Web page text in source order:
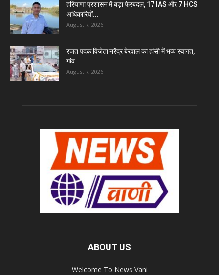
हरियाणा प्रशासन में बड़ा फेरबदल, 17 IAS और 7 HCS
अधिकारियों...
August 7, 2026
रजत पदक विजेता नरेंद्र बेरवाल का हांसी में भव्य स्वागत,
गांव...
August 7, 2026
ABOUT US
Welcome To News Vani